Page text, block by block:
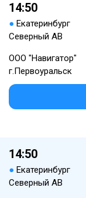
14:50
● Екатеринбург
Северный АВ
ООО "Навигатор"
г.Первоуральск
14:50
● Екатеринбург
Северный АВ